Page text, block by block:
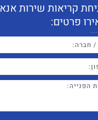
קריאות שירות אנא
פרטים: